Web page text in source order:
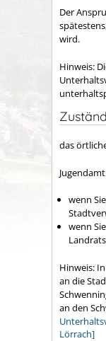
Der
wird.
Hinweis:
das
wenn
wenn
Hinweis:
an die
an den
Lörrach]